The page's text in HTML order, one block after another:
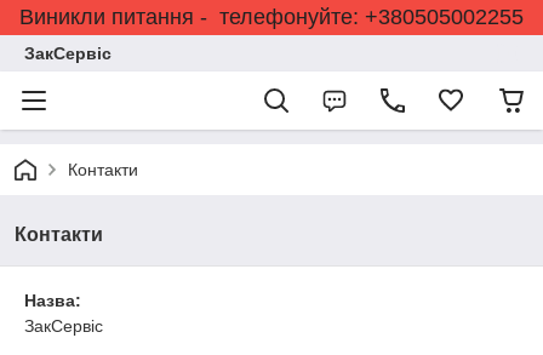
Виникли питання - телефонуйте: +380505002255
ЗакСервіс
Контакти
Контакти
Назва:
ЗакСервіс